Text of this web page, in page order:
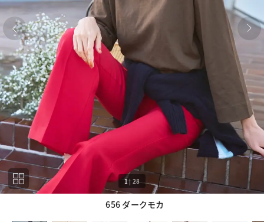
656 ダークモカ
1|28